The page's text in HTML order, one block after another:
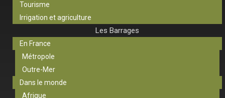
Tourisme
Irrigation et agriculture
Les Barrages
En France
Métropole
Outre-Mer
Dans le monde
Afrique